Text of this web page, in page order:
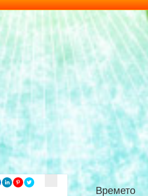
Времето